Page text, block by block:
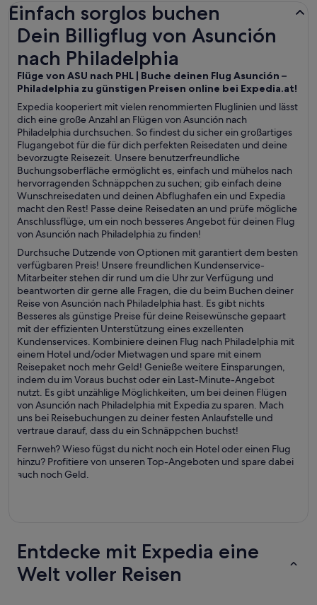
Einfach sorglos buchen
Dein Billigflug von Asunción
nach Philadelphia
Flüge von ASU nach PHL | Buche deinen Flug Asunción –
Philadelphia zu günstigen Preisen online bei Expedia.at!
Expedia kooperiert mit vielen renommierten Fluglinien und lässt
dich eine große Anzahl an Flügen von Asunción nach
Philadelphia durchsuchen. So findest du sicher ein großartiges
Flugangebot für die für dich perfekten Reisedaten und deine
bevorzugte Reisezeit. Unsere benutzerfreundliche
Buchungsoberfläche ermöglicht es, einfach und mühelos nach
hervorragenden Schnäppchen zu suchen; gib einfach deine
Wunschreisedaten und deinen Abflughafen ein und Expedia
macht den Rest! Passe deine Reisedaten an und prüfe mögliche
Anschlussflüge, um ein noch besseres Angebot für deinen Flug
von Asunción nach Philadelphia zu finden!
Durchsuche Dutzende von Optionen mit garantiert dem besten
verfügbaren Preis! Unsere freundlichen Kundenservice-
Mitarbeiter stehen dir rund um die Uhr zur Verfügung und
beantworten dir gerne alle Fragen, die du beim Buchen deiner
Reise von Asunción nach Philadelphia hast. Es gibt nichts
Besseres als günstige Preise für deine Reisewünsche gepaart
mit der effizienten Unterstützung eines exzellenten
Kundenservices. Kombiniere deinen Flug nach Philadelphia mit
einem Hotel und/oder Mietwagen und spare mit einem
Reisepaket noch mehr Geld! Genieße weitere Einsparungen,
indem du im Voraus buchst oder ein Last-Minute-Angebot
nutzt. Es gibt unzählige Möglichkeiten, um bei deinen Flügen
von Asunción nach Philadelphia mit Expedia zu sparen. Mach
uns bei Reisebuchungen zu deiner festen Anlaufstelle und
vertraue darauf, dass du ein Schnäppchen buchst!
Fernweh? Wieso fügst du nicht noch ein Hotel oder einen Flug
hinzu? Profitiere von unseren Top-Angeboten und spare dabei
auch noch Geld.
Dein Billigflug von Asunción nach Philadelphia
Entdecke mit Expedia eine
Welt voller Reisen